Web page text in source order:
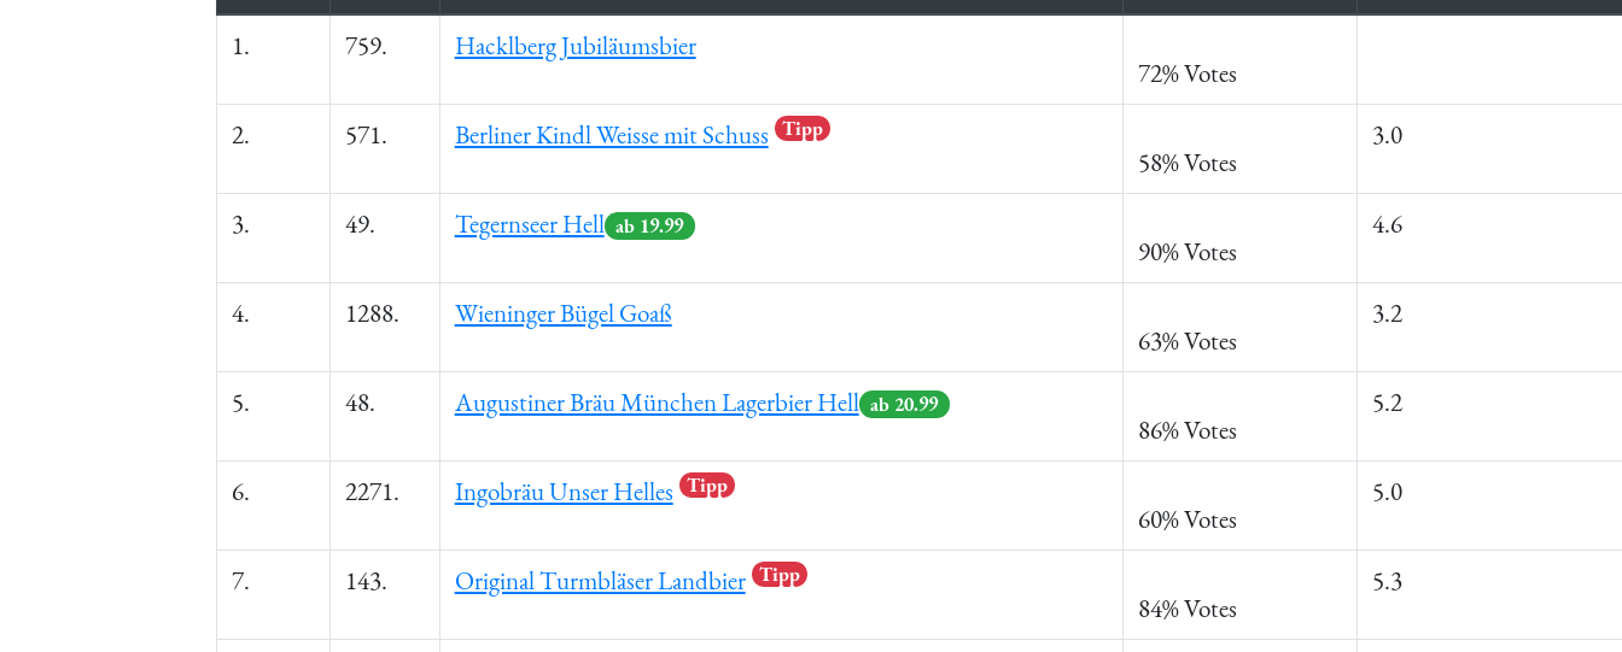
1.
759.
Hacklberg Jubiläumsbier
72% Votes
2.
571. Berliner Kindl Weisse mit Schuss Tipp
58% Votes
3.0
3. 49. Tegernseer Hell ab 19.99
90% Votes
4.6
4. 1288.
Wieninger Bügel Goaß
63% Votes
3.2
5. 48. Augustiner Bräu München Lagerbier Hell ab 20.99
86% Votes
5.2
6. 2271. Ingobräu Unser Helles Tipp
60% Votes
5.0
7. 143. Original Turmbläser Landbier Tipp
84% Votes
5.3